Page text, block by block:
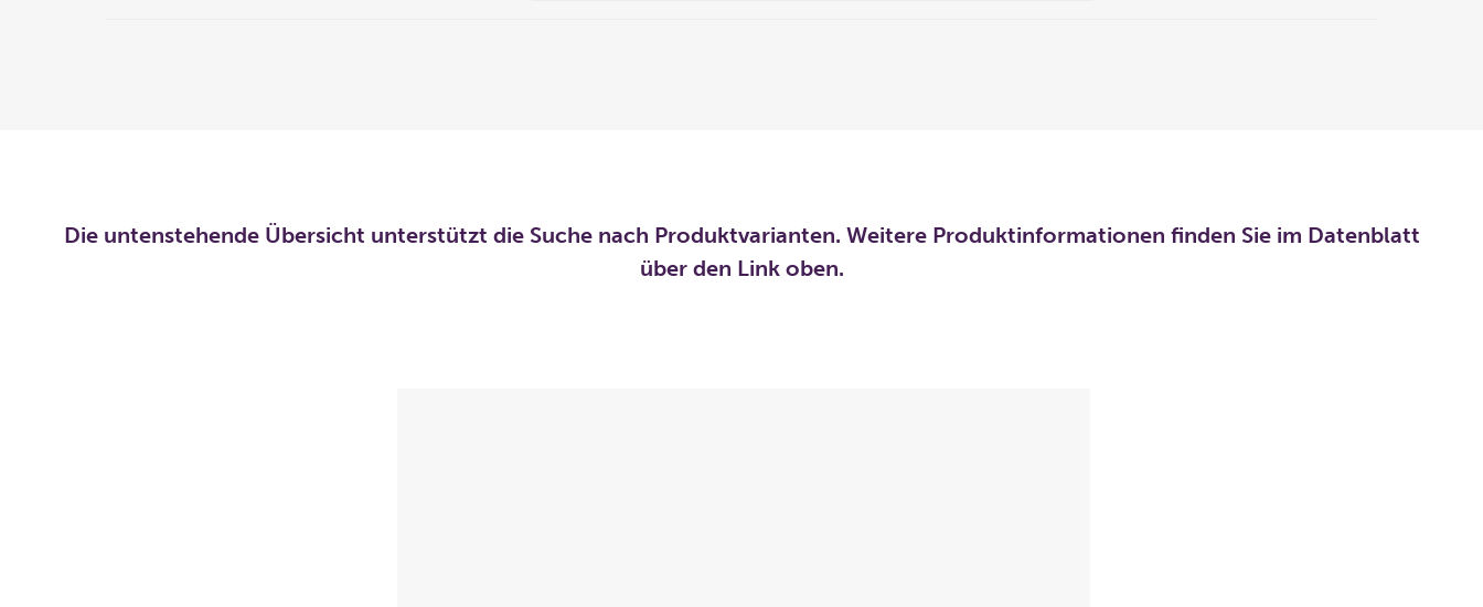
Die untenstehende Übersicht unterstützt die Suche nach Produktvarianten. Weitere Produktinformationen finden Sie im Datenblatt
über den Link oben.